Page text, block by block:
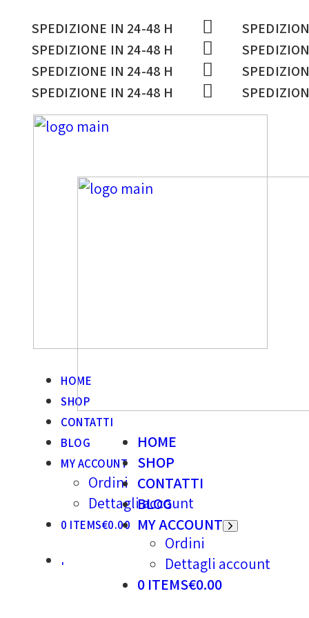
SPEDIZIONE IN 24-48 H
SPEDIZIONE IN 24-48 H
SPEDIZIONE IN 24-48 H
SPEDIZIONE IN 24-48 H
HOME
SHOP
CONTATTI
BLOG
MY ACCOUNT
Ordini
Dettagli account
0 ITEMS€0.00
HOME
SHOP
CONTATTI
BLOG
MY ACCOUNT
Ordini
Dettagli account
0 ITEMS€0.00